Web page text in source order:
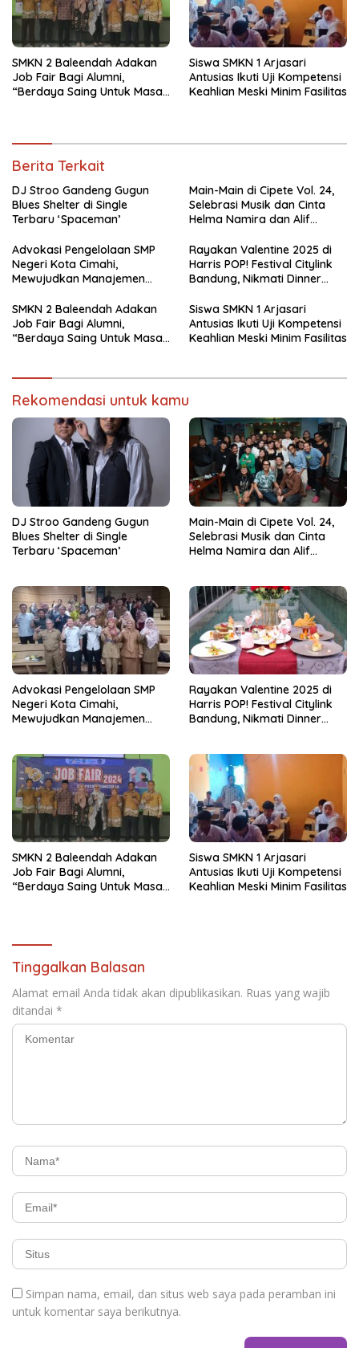
SMKN 2 Baleendah Adakan
Job Fair Bagi Alumni,
“Berdaya Saing Untuk Masa
Siswa SMKN 1 Arjasari
Antusias Ikuti Uji Kompetensi
Keahlian Meski Minim Fasilitas
Berita Terkait
DJ Stroo Gandeng Gugun
Blues Shelter di Single
Terbaru ‘Spaceman’
Main-Main di Cipete Vol. 24,
Selebrasi Musik dan Cinta
Helma Namira dan Alif
Advokasi Pengelolaan SMP
Negeri Kota Cimahi,
Mewujudkan Manajemen
Rayakan Valentine 2025 di
Harris POP! Festival Citylink
Bandung, Nikmati Dinner
Spesial
SMKN 2 Baleendah Adakan
Job Fair Bagi Alumni,
“Berdaya Saing Untuk Masa
Siswa SMKN 1 Arjasari
Antusias Ikuti Uji Kompetensi
Keahlian Meski Minim Fasilitas
Rekomendasi untuk kamu
DJ Stroo Gandeng Gugun
Blues Shelter di Single
Terbaru ‘Spaceman’
Main-Main di Cipete Vol. 24,
Selebrasi Musik dan Cinta
Helma Namira dan Alif
Advokasi Pengelolaan SMP
Negeri Kota Cimahi,
Mewujudkan Manajemen
Rayakan Valentine 2025 di
Harris POP! Festival Citylink
Bandung, Nikmati Dinner
SMKN 2 Baleendah Adakan
Job Fair Bagi Alumni,
“Berdaya Saing Untuk Masa
Siswa SMKN 1 Arjasari
Antusias Ikuti Uji Kompetensi
Keahlian Meski Minim Fasilitas
Tinggalkan Balasan
Alamat email Anda tidak akan dipublikasikan. Ruas yang wajib
ditandai *
Simpan nama, email, dan situs web saya pada peramban ini
untuk komentar saya berikutnya.